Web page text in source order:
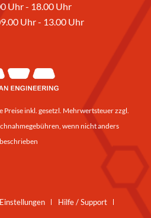
Uhr - 18.00 Uhr
Uhr - 13.00 Uhr
Preise inkl. gesetzl. Mehrwertsteuer zzgl.
wenn nicht anders
beschrieben
Hilfe / Support